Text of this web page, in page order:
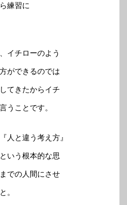
練習に
イチローのよう
ができるのでは
てきたからイチ
うことです。
人と違う考え方』
いう根本的な思
での人間にさせ
。